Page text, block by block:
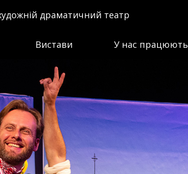
драматичний театр
Вистави У нас працюють